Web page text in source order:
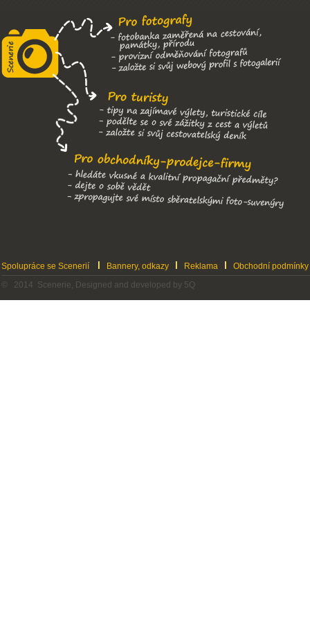
Spolupráce se Scenerií Bannery, odkazy Reklama
Obchodní podmínky
© 2014 Scenerie, Designed and developed by 5Q